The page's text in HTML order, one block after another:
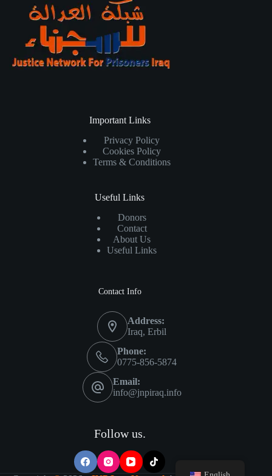
Important Links
Privacy Policy
Cookies Policy
Terms & Conditions
Useful Links
Donors
Contact
About Us
Useful Links
Contact Info
Address:
Iraq, Erbil
Phone:
0775-856-5874
Email:
info@jnpiraq.info
Follow us.